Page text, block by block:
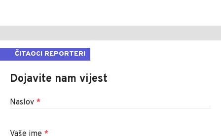
ČITAOCI REPORTERI
Dojavite nam vijest
Naslov *
Vaše ime *